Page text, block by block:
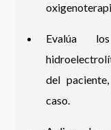
Evalúa
del
caso.